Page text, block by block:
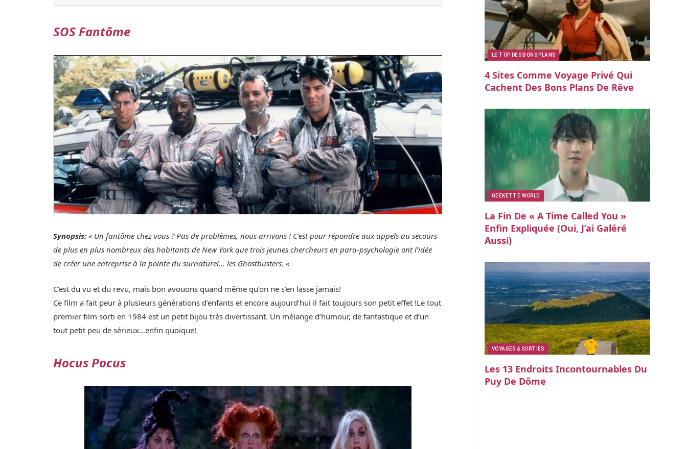
SOS Fantôme
Synopsis: « Un fantôme chez vous ? Pas de problèmes, nous arrivons ! C’est pour répondre aux appels au secours
de plus en plus nombreux des habitants de New York que trois jeunes chercheurs en para-psychologie ont l’idée
de créer une entreprise à la pointe du surnaturel… les Ghostbusters. «
C’est du vu et du revu, mais bon avouons quand même qu’on ne s’en lasse jamais!
Ce film a fait peur à plusieurs générations d’enfants et encore aujourd’hui il fait toujours son petit effet !Le tout
premier film sorti en 1984 est un petit bijou très divertissant. Un mélange d’humour, de fantastique et d’un
tout petit peu de sérieux…enfin quoique!
Hocus Pocus
LE TOP DES BONS PLANS
4 Sites Comme Voyage Privé Qui
Cachent Des Bons Plans De Rêve
GEEKETTE WORLD
La Fin De « A Time Called You »
Enfin Expliquée (oui, J’ai Galéré
Aussi)
VOYAGES & SORTIES
Les 13 Endroits Incontournables Du
Puy De Dôme